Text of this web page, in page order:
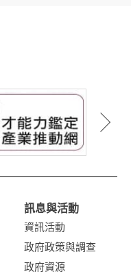
訊息與活動
資訊活動
政府政策與調查
政府資源